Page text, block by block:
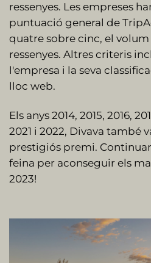
ressenyes. Les empreses
puntuació general de
quatre sobre cinc, el volum
ressenyes. Altres criteris
l'empresa i la seva
lloc web.
Els anys 2014, 2015, 2016,
2021 i 2022, Divava també
prestigiós premi.
feina per aconseguir els
2023!